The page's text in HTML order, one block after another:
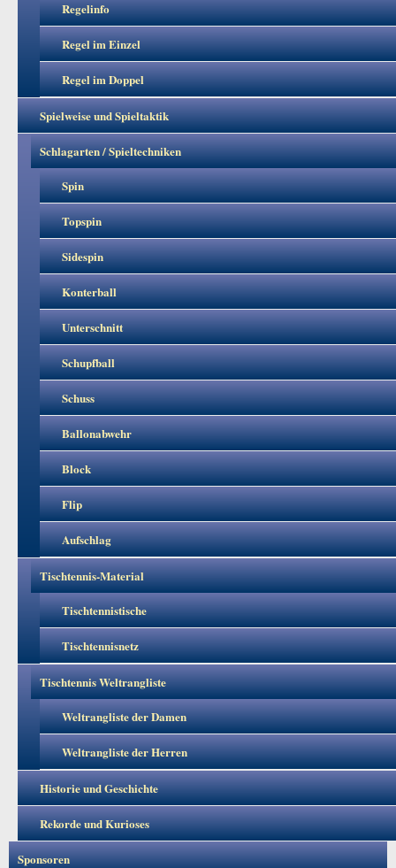
Regelinfo
Regel im Einzel
Regel im Doppel
Spielweise und Spieltaktik
Schlagarten / Spieltechniken
Spin
Topspin
Sidespin
Konterball
Unterschnitt
Schupfball
Schuss
Ballonabwehr
Block
Flip
Aufschlag
Tischtennis-Material
Tischtennistische
Tischtennisnetz
Tischtennis Weltrangliste
Weltrangliste der Damen
Weltrangliste der Herren
Historie und Geschichte
Rekorde und Kurioses
Sponsoren